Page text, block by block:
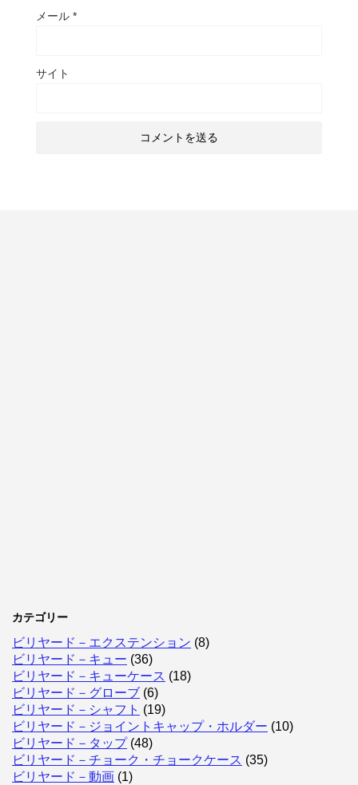
メール *
サイト
カテゴリー
ビリヤード－エクステンション (8)
ビリヤード－キュー (36)
ビリヤード－キューケース (18)
ビリヤード－グローブ (6)
ビリヤード－シャフト (19)
ビリヤード－ジョイントキャップ・ホルダー (10)
ビリヤード－タップ(48)
ビリヤード－チョーク・チョークケース (35)
ビリヤード－動画 (1)